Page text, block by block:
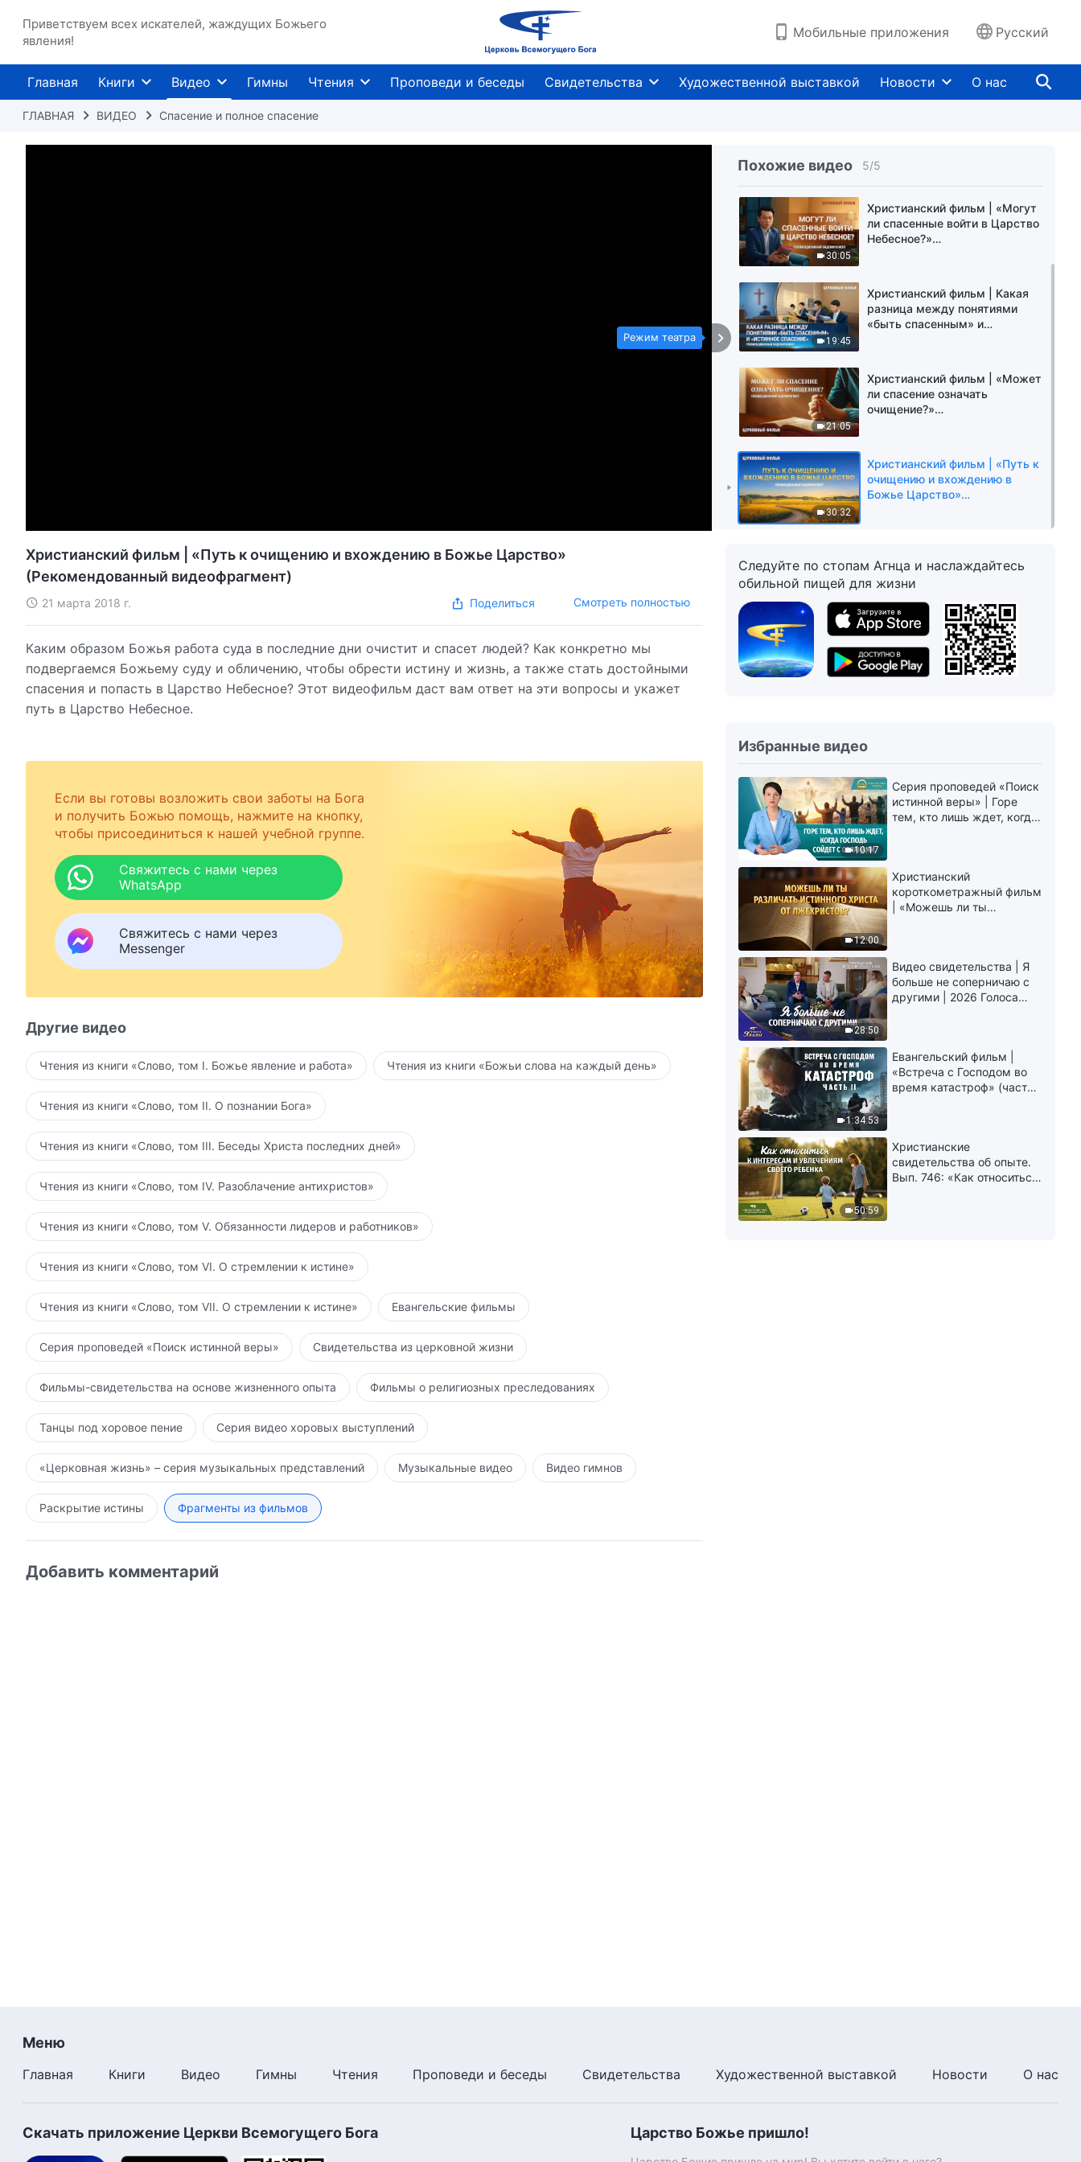
Приветствуем всех искателей, жаждущих Божьего
явления!
Мобильные приложения Русский
Главная Книги Видео Гимны Чтения Проповеди и беседы Свидетельства Художественной выставкой Новости О нас
ГЛАВНАЯ ВИДЕО Спасение и полное спасение
Режим театра
Похожие видео 5/5
18:58
«Свершилось»?
(Рекомендованный
30:05
Христианский фильм | «Могут
ли спасенные войти в Царство
Небесное?»
19:45
Христианский фильм | Какая
разница между понятиями
«быть спасенным» и
21:05
Христианский фильм | «Может
ли спасение означать
очищение?»
30:32
Христианский фильм | «Путь к
очищению и вхождению в
Божье Царство»
Христианский фильм | «Путь к очищению и вхождению в Божье Царство»
(Рекомендованный видеофрагмент)
21 марта 2018 г. Поделиться Смотреть полностью
Каким образом Божья работа суда в последние дни очистит и спасет людей? Как конкретно мы
подвергаемся Божьему суду и обличению, чтобы обрести истину и жизнь, а также стать достойными
спасения и попасть в Царство Небесное? Этот видеофильм даст вам ответ на эти вопросы и укажет
путь в Царство Небесное.
Если вы готовы возложить свои заботы на Бога
и получить Божью помощь, нажмите на кнопку,
чтобы присоединиться к нашей учебной группе.
Свяжитесь с нами через
WhatsApp
Свяжитесь с нами через
Messenger
Другие видео
Чтения из книги «Слово, том I. Божье явление и работа» Чтения из книги «Божьи слова на каждый день»
Чтения из книги «Слово, том II. О познании Бога»
Чтения из книги «Слово, том III. Беседы Христа последних дней»
Чтения из книги «Слово, том IV. Разоблачение антихристов»
Чтения из книги «Слово, том V. Обязанности лидеров и работников»
Чтения из книги «Слово, том VI. О стремлении к истине»
Чтения из книги «Слово, том VII. О стремлении к истине» Евангельские фильмы
Серия проповедей «Поиск истинной веры» Свидетельства из церковной жизни
Фильмы-свидетельства на основе жизненного опыта Фильмы о религиозных преследованиях
Танцы под хоровое пение Серия видео хоровых выступлений
«Церковная жизнь» – серия музыкальных представлений Музыкальные видео Видео гимнов
Раскрытие истины Фрагменты из фильмов
Добавить комментарий
Следуйте по стопам Агнца и наслаждайтесь
обильной пищей для жизни
Избранные видео
10:17
Серия проповедей «Поиск
истинной веры» | Горе
тем, кто лишь ждет, когда
12:00
Христианский
короткометражный фильм
| «Можешь ли ты
28:50
Видео свидетельства | Я
больше не соперничаю с
другими | 2026 Голоса
1:34:53
Евангельский фильм |
«Встреча с Господом во
время катастроф» (часть
50:59
Христианские
свидетельства об опыте.
Вып. 746: «Как относиться
Меню
Главная Книги Видео Гимны Чтения Проповеди и беседы Свидетельства Художественной выставкой Новости О нас
Скачать приложение Церкви Всемогущего Бога Царство Божье пришло!